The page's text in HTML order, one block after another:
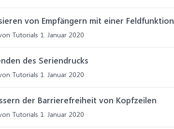
von Empfängern mit einer Feldfunktion
Tutorials 1. Januar 2020
des Seriendrucks
Tutorials 1. Januar 2020
der Barrierefreiheit von Kopfzeilen
Tutorials 1. Januar 2020